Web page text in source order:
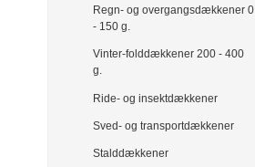
Regn- og overgangsdækkener 0
- 150 g.
Vinter-folddækkener 200 - 400
g.
Ride- og insektdækkener
Sved- og transportdækkener
Stalddækkener